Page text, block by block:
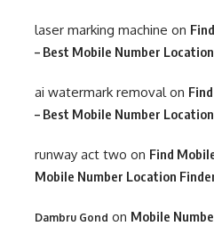
laser marking machine on
– Best Mobile Number
ai watermark removal on
– Best Mobile Number
runway act two on Find
Mobile Number Location
Dambru Gond on Mobile